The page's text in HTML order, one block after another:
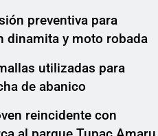
preventiva para
dinamita y moto robada
utilizadas para
de abanico
reincidente con